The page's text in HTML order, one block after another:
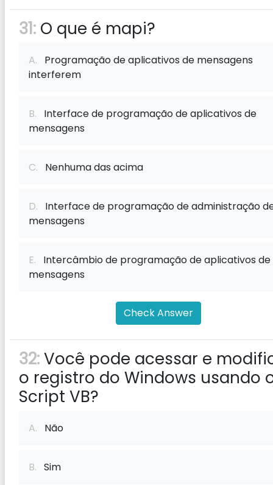
31: O que é mapi?
A. Programação de aplicativos de mensagens
interferem
B. Interface de programação de aplicativos de
mensagens
C. Nenhuma das acima
D. Interface de programação de administração
mensagens
E. Intercâmbio de programação de aplicativos de
mensagens
Check Answer
32:Você pode acessar e
o registro do Windows usando
Script VB?
A. Não
B. Sim